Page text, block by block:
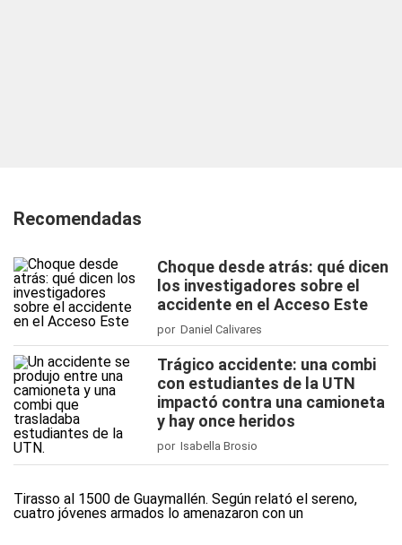
Recomendadas
Choque desde atrás: qué dicen
los investigadores sobre el
accidente en el Acceso Este
por Daniel Calivares
Trágico accidente: una combi
con estudiantes de la UTN
impactó contra una camioneta
y hay once heridos
por Isabella Brosio
Tirasso al 1500 de Guaymallén. Según relató el sereno,
cuatro jóvenes armados lo amenazaron con un